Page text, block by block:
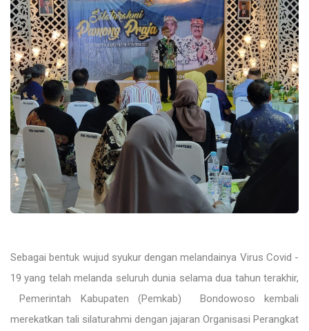
Sebagai bentuk wujud syukur dengan melandainya Virus Covid -
19 yang telah melanda seluruh dunia selama dua tahun terakhir,
Pemerintah Kabupaten (Pemkab) Bondowoso kembali
merekatkan tali silaturahmi dengan jajaran Organisasi Perangkat